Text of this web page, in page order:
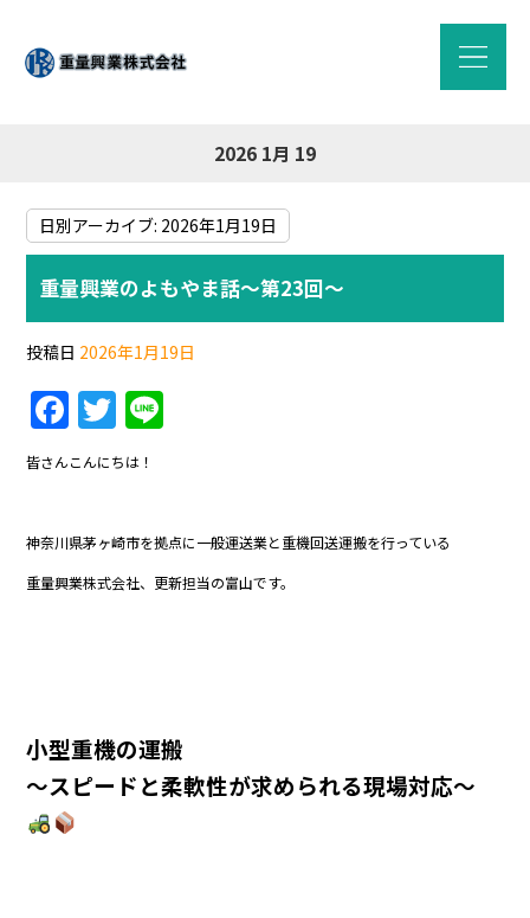
2026 1月 19
日別アーカイブ: 2026年1月19日
重量興業のよもやま話～第23回～
投稿日 2026年1月19日
F
a
c
e
b
o
T
w
itt
er
皆さんこんにちは！
神奈川県茅ヶ崎市を拠点に一般運送業と重機回送運搬を行っている
重量興業株式会社、更新担当の富山です。
小型重機の運搬
〜スピードと柔軟性が求められる現場対応〜